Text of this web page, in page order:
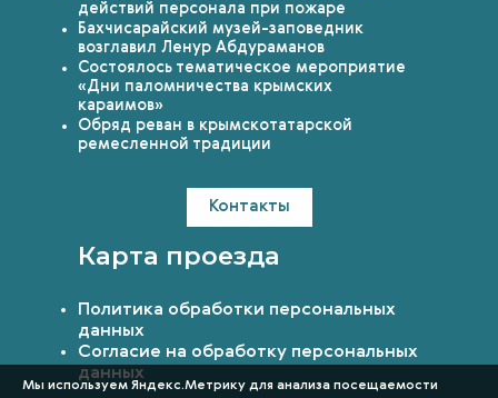
действий персонала при пожаре
Бахчисарайский музей-заповедник
возглавил Ленур Абдураманов
Состоялось тематическое мероприятие
«Дни паломничества крымских
караимов»
Обряд реван в крымскотатарской
ремесленной традиции
Контакты
Карта проезда
Политика обработки персональных
данных
Согласие на обработку персональных
данных
Мы используем Яндекс.Метрику для анализа посещаемости